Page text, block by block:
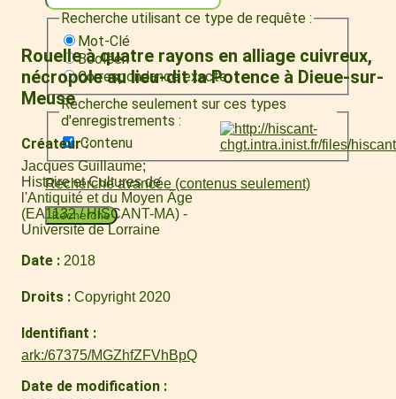
Recherche utilisant ce type de requête :
Mot-Clé
Booléen
Correspondance exacte
Recherche seulement sur ces types
d'enregistrements :
Contenu
Recherche avancée (contenus seulement)
Recherche
Rouelle à quatre rayons en alliage cuivreux,
nécropole au lieu-dit la Potence à Dieue-sur-
Meuse
Créateur
Jacques Guillaume
Histoire et Cultures de
l'Antiquité et du Moyen Âge
(EA1132 / HISCANT-MA) -
Université de Lorraine
Date 2018
Droits Copyright 2020
Identifiant
ark:/67375/MGZhfZFVhBpQ
Date de modification